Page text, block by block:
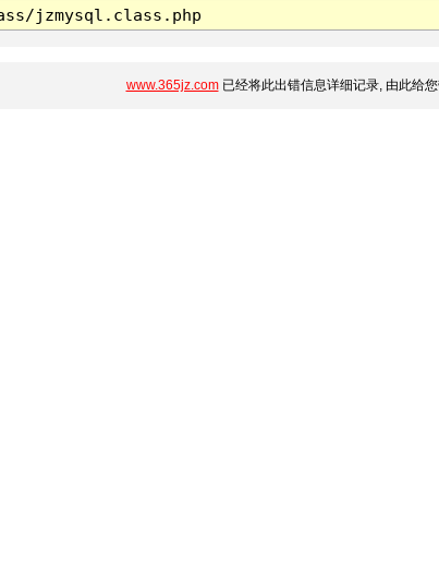
jzmysql.class.php
www.365jz.com已经将此出错信息详细记录, 由此给